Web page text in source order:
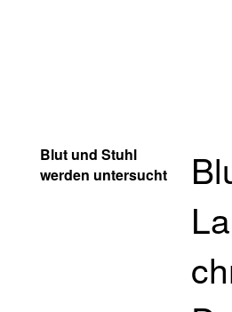
Blut und Stuhl
werden untersucht